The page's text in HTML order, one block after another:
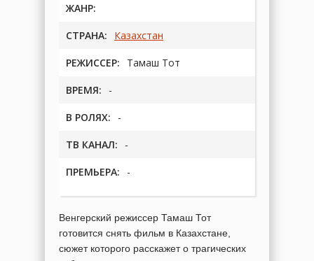
ЖАНР:
СТРАНА: Казахстан
РЕЖИССЕР: Тамаш Тот
ВРЕМЯ: -
В РОЛЯХ: -
ТВ КАНАЛ: -
ПРЕМЬЕРА: -
Венгерский режиссер Тамаш Тот
готовится снять фильм в Казахстане,
сюжет которого расскажет о трагических